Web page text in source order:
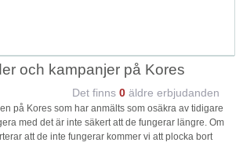
och kampanjer på Kores
Det finns 0 äldre erbjudanden
på Kores som har anmälts som osäkra av tidigare
med det är inte säkert att de fungerar längre. Om
att de inte fungerar kommer vi att plocka bort